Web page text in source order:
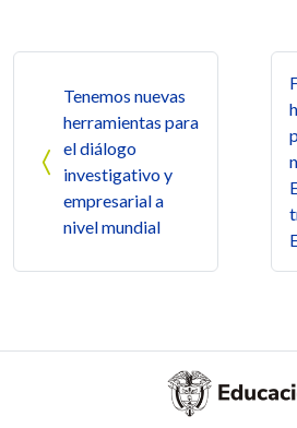
Tenemos nuevas
herramientas para
el diálogo
investigativo y
empresarial a
nivel mundial